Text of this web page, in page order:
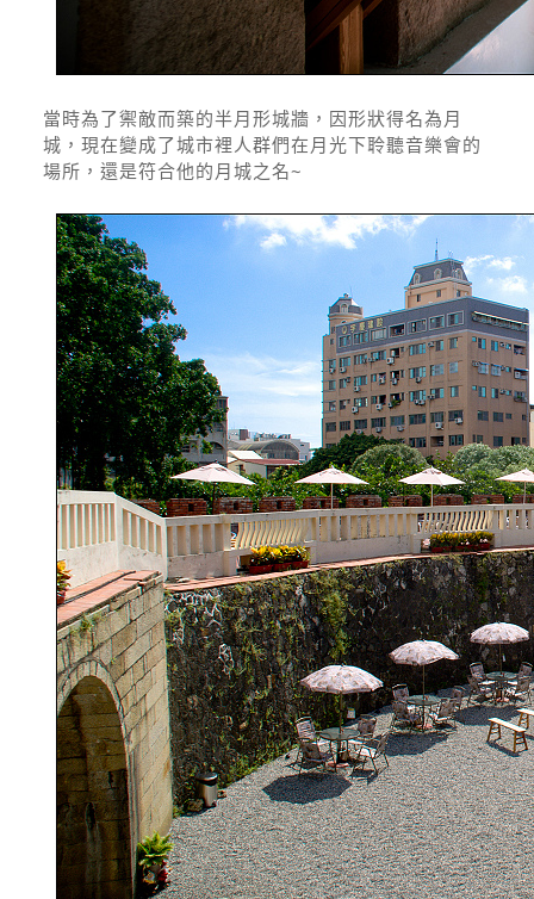
當時為了禦敵而築的半月形城牆，因形狀得名為月
城，現在變成了城市裡人群們在月光下聆聽音樂會的
場所，還是符合他的月城之名~